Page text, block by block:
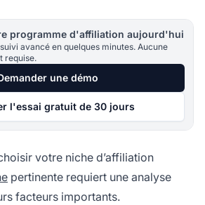
programme d'affiliation aujourd'hui
avancé en quelques minutes. Aucune
requise.
une démo
l'essai gratuit de 30 jours
votre niche d’affiliation
pertinente requiert une analyse
facteurs importants.